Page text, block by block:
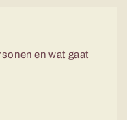
en wat gaat